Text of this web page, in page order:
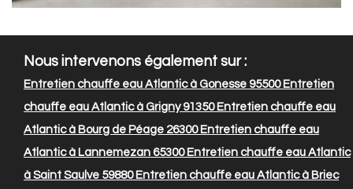
Nous intervenons également sur :
Entretien chauffe eau Atlantic à Gonesse 95500Entretien
chauffe eau Atlantic à Grigny 91350Entretien chauffe eau
Atlantic à Bourg de Péage 26300Entretien chauffe eau
Atlantic à Lannemezan 65300Entretien chauffe eau Atlantic
à Saint Saulve 59880Entretien chauffe eau Atlantic à Briec